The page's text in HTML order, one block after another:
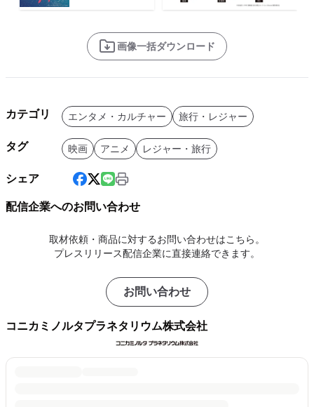
画像一括ダウンロード
カテゴリ エンタメ・カルチャー 旅行・レジャー
タグ 映画 アニメ レジャー・旅行
シェア
配信企業へのお問い合わせ
取材依頼・商品に対するお問い合わせはこちら。
プレスリリース配信企業に直接連絡できます。
お問い合わせ
コニカミノルタプラネタリウム株式会社